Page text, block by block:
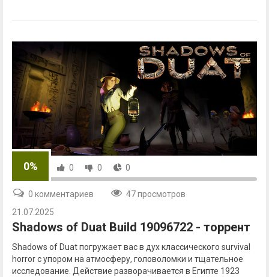
0% 0 0 0
0 комментариев
47 просмотров
21.07.2025
Shadows of Duat Build 19096722 - торрент
Shadows of Duat погружает вас в дух классического survival
horror с упором на атмосферу, головоломки и тщательное
исследование. Действие разворачивается в Египте 1923